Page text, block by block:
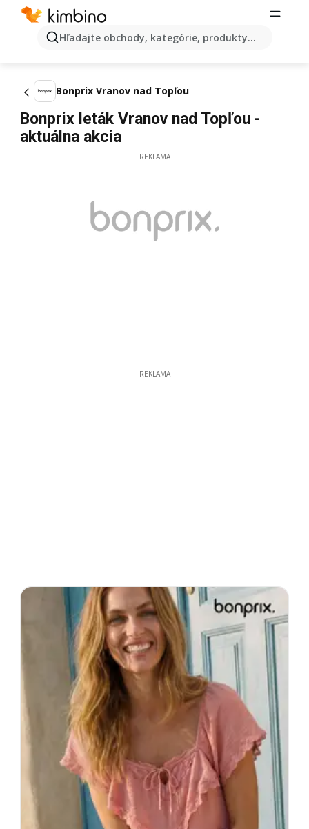
Hľadajte obchody, kategórie, produkty...
Bonprix Vranov nad Topľou
Bonprix leták Vranov nad Topľou -
aktuálna akcia
REKLAMA
REKLAMA